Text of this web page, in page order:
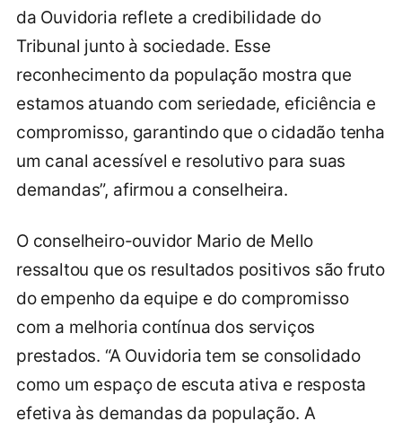
da Ouvidoria reflete a credibilidade do
Tribunal junto à sociedade. Esse
reconhecimento da população mostra que
estamos atuando com seriedade, eficiência e
compromisso, garantindo que o cidadão tenha
um canal acessível e resolutivo para suas
demandas”, afirmou a conselheira.
O conselheiro-ouvidor Mario de Mello
ressaltou que os resultados positivos são fruto
do empenho da equipe e do compromisso
com a melhoria contínua dos serviços
prestados. “A Ouvidoria tem se consolidado
como um espaço de escuta ativa e resposta
efetiva às demandas da população. A